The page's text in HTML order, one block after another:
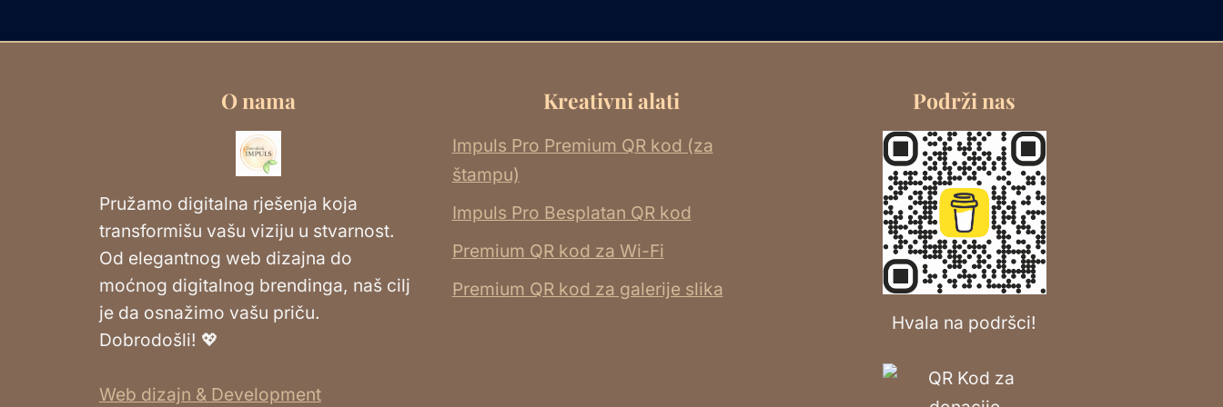
O nama
Pružamo digitalna rješenja koja
transformišu vašu viziju u stvarnost.
Od elegantnog web dizajna do
moćnog digitalnog brendinga, naš cilj
je da osnažimo vašu priču.
Dobrodošli! 💖
Web dizajn & Development
Kreativni alati
Impuls Pro Premium QR kod (za
štampu)
Impuls Pro Besplatan QR kod
Premium QR kod za Wi-Fi
Premium QR kod za galerije slika
Podrži nas
Hvala na podršci!